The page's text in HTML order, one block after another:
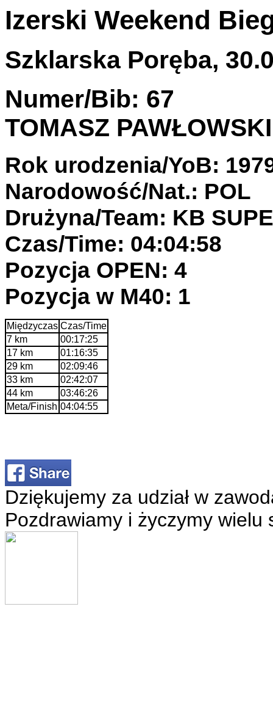
Izerski Weekend
Szklarska Poręba,
Numer/Bib: 67
TOMASZ PAWŁOWSKI
Rok urodzenia/YoB:
Narodowość/Nat.: POL
Drużyna/Team: KB
Czas/Time: 04:04:58
Pozycja OPEN: 4
Pozycja w M40: 1
Międzyczas Czas/Time
7 km
00:17:25
17 km
01:16:35
29 km
02:09:46
33 km
02:42:07
44 km
03:46:26
Meta/Finish 04:04:55
Dziękujemy za udział w
Pozdrawiamy i życzymy wielu